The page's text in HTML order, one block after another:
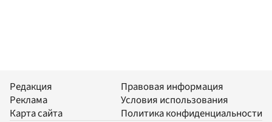
Редакция
Реклама
Карта сайта
Правовая информация
Условия использования
Политика конфиденциальности